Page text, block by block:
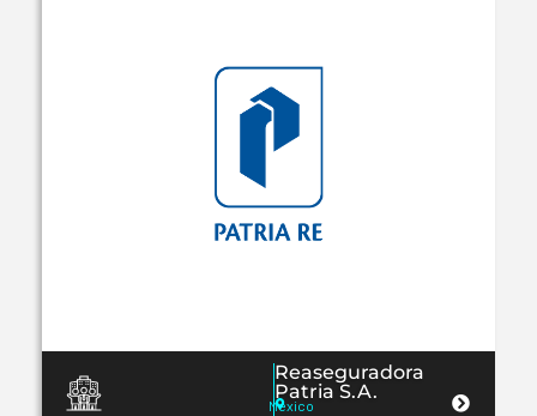
Reaseguradora
Patria S.A.
México